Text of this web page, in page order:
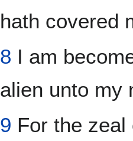
hath covered
8 I am
alien unto my
9 For the